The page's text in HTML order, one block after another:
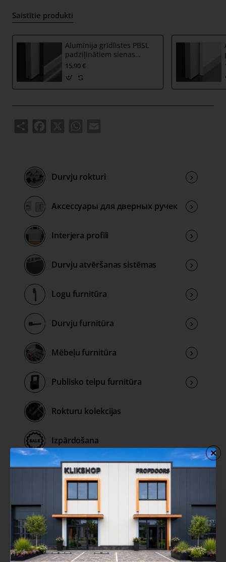
Saistītie produkti
Alumīnija grīdlīstes PBSL
padziļinātiem sienas
profiliem PBSB ar LED
15,90 €
Durvju rokturi
Аксессуары для дверных ручек
Interjera profili
Durvju atvēršanas sistēmas
Logu furnitūra
Durvju furnitūra
Mēbeļu furnitūra
Publisko telpu furnitūra
Rokturu kolekcijas
Izpārdošana